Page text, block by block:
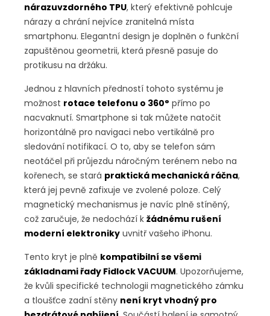
nárazuvzdorného TPU, který efektivně pohlcuje
nárazy a chrání nejvíce zranitelná místa
smartphonu. Elegantní design je doplněn o funkční
zapuštěnou geometrii, která přesně pasuje do
protikusu na držáku.
Jednou z hlavních předností tohoto systému je
možnost rotace telefonu o 360° přímo po
nacvaknutí. Smartphone si tak můžete natočit
horizontálně pro navigaci nebo vertikálně pro
sledování notifikací. O to, aby se telefon sám
neotáčel při průjezdu náročným terénem nebo na
kořenech, se stará praktická mechanická ráčna,
která jej pevně zafixuje ve zvolené poloze. Celý
magnetický mechanismus je navíc plně stíněný,
což zaručuje, že nedochází k žádnému rušení
moderní elektroniky uvnitř vašeho iPhonu.
Tento kryt je plně kompatibilní se všemi
základnami řady Fidlock VACUUM. Upozorňujeme,
že kvůli specifické technologii magnetického zámku
a tloušťce zadní stěny není kryt vhodný pro